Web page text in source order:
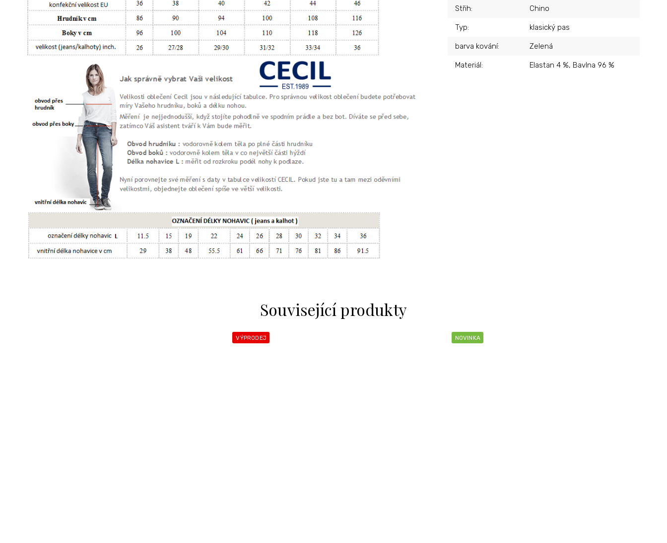
Související produkty
VÝPRODEJ NOVINKA
Střih: Chino
Typ: klasický pas
barva kování: Zelená
Materiál: Elastan 4 %, Bavlna 96 %